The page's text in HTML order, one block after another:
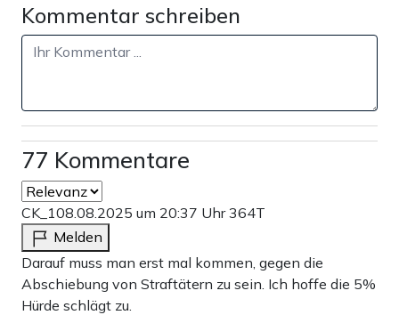
Kommentar schreiben
77 Kommentare
CK_108.08.2025 um 20:37 Uhr364T
Melden
Darauf muss man erst mal kommen, gegen die
Abschiebung von Straftätern zu sein. Ich hoffe die 5%
Hürde schlägt zu.